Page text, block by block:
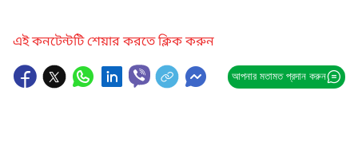
এই কনটেন্টটি শেয়ার করতে ক্লিক করুন
আপনার মতামত প্রদান করুন